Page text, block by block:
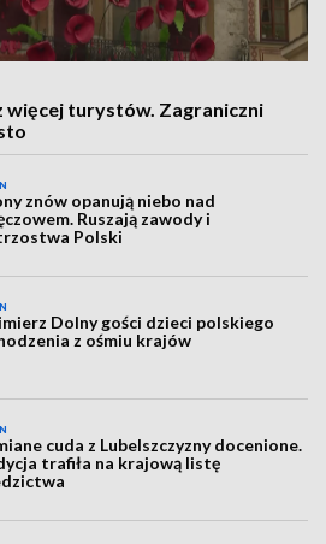
więcej turystów. Zagraniczni
znów opanują niebo nad
Ruszają zawody i
Polski
Dolny gości dzieci polskiego
z ośmiu krajów
cuda z Lubelszczyzny docenione.
trafiła na krajową listę